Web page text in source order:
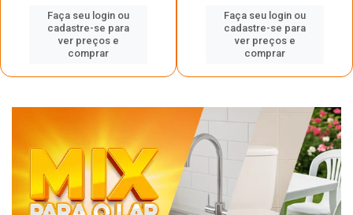
Faça seu login ou
cadastre-se para
ver preços e
comprar
Faça seu login ou
cadastre-se para
ver preços e
comprar